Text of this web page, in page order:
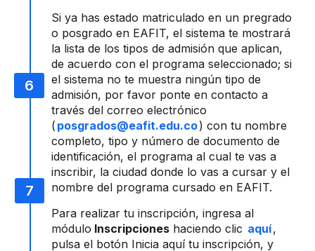
Si ya has estado matriculado en un pregrado
o posgrado en EAFIT, el sistema te mostrará
la lista de los tipos de admisión que aplican,
de acuerdo con el programa seleccionado; si
el sistema no te muestra ningún tipo de
admisión, por favor ponte en contacto a
través del correo electrónico
( posgrados@eafit.edu.co) con tu nombre
completo, tipo y número de documento de
identificación, el programa al cual te vas a
inscribir, la ciudad donde lo vas a cursar y el
nombre del programa cursado en EAFIT.
Para realizar tu inscripción, ingresa al
módulo Inscripciones haciendo clic aquí,
pulsa el botón Inicia aquí tu inscripción, y